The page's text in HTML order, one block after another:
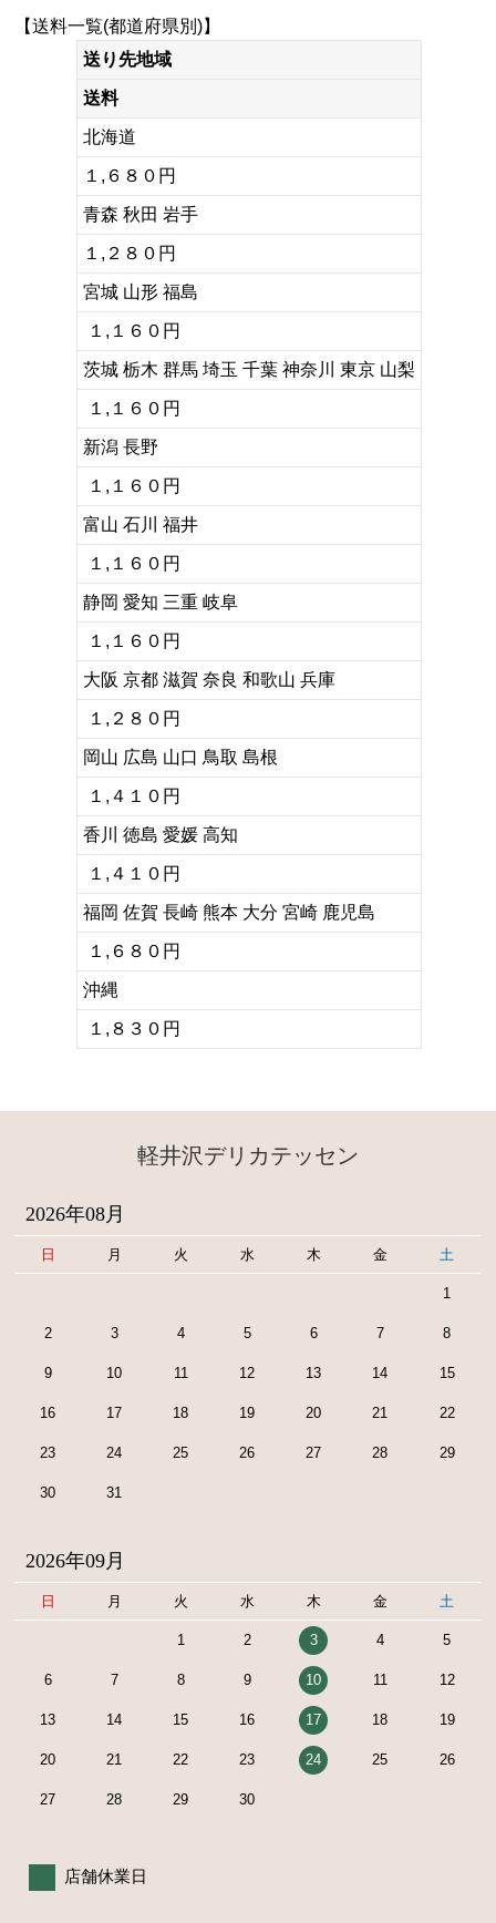
【送料一覧(都道府県別)】
送り先地域
送料
北海道
１,６８０円
青森 秋田 岩手
１,２８０円
宮城 山形 福島
１,１６０円
茨城 栃木 群馬 埼玉 千葉 神奈川 東京 山梨
１,１６０円
新潟 長野
１,１６０円
富山 石川 福井
１,１６０円
静岡 愛知 三重 岐阜
１,１６０円
大阪 京都 滋賀 奈良 和歌山 兵庫
１,２８０円
岡山 広島 山口 鳥取 島根
１,４１０円
香川 徳島 愛媛 高知
１,４１０円
福岡 佐賀 長崎 熊本 大分 宮崎 鹿児島
１,６８０円
沖縄
１,８３０円
軽井沢デリカテッセン
2026年08月
日 月 火 水 木 金 土
1
2 3 4 5 6 7 8
9 10 11 12 13 14 15
16 17 18 19 20 21 22
23 24 25 26 27 28 29
30 31
2026年09月
日 月 火 水 木 金 土
1 2 3 4 5
6 7 8 9 10 11 12
13 14 15 16 17 18 19
20 21 22 23 24 25 26
27 28 29 30
店舗休業日